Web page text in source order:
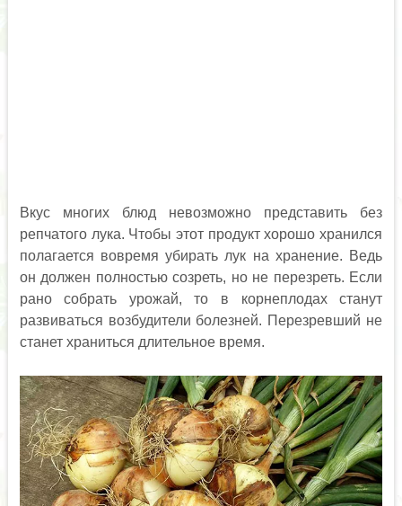
Вкус многих блюд невозможно представить без
репчатого лука. Чтобы этот продукт хорошо хранился
полагается вовремя убирать лук на хранение. Ведь
он должен полностью созреть, но не перезреть. Если
рано собрать урожай, то в корнеплодах станут
развиваться возбудители болезней. Перезревший не
станет храниться длительное время.